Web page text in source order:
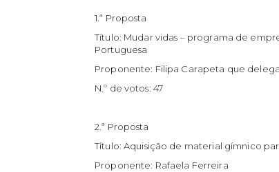
1.ª Proposta
Título: Mudar vidas – programa de
Portuguesa
Proponente: Filipa Carapeta que
N.º de votos: 47
2.ª Proposta
Título: Aquisição de material gímnico
Proponente: Rafaela Ferreira